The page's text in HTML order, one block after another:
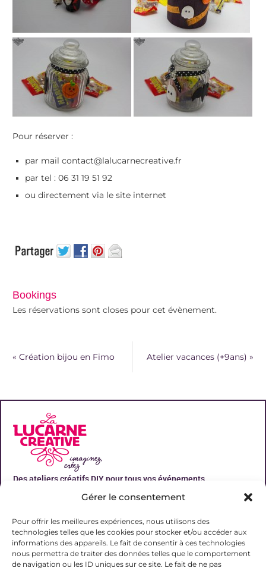
Gérer le consentement
Pour offrir les meilleures expériences, nous utilisons des
technologies telles que les cookies pour stocker et/ou accéder aux
informations des appareils. Le fait de consentir à ces technologies
nous permettra de traiter des données telles que le comportement
de navigation ou les ID uniques sur ce site. Le fait de ne pas
Pour réserver :
par mail contact@lalucarnecreative.fr
par tel : 06 31 19 51 92
ou directement via le site internet
Bookings
Les réservations sont closes pour cet évènement.
« Création bijou en Fimo Atelier vacances (+9ans) »
Des ateliers créatifs DIY pour tous vos événements
Liens utiles